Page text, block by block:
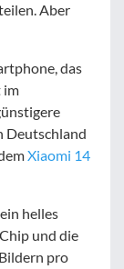
Aber
das
im
Deutschland
Xiaomi 14
helles
und die
pro